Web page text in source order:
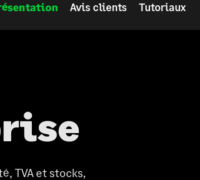
Avis clients Tutoriaux
TVA et stocks,